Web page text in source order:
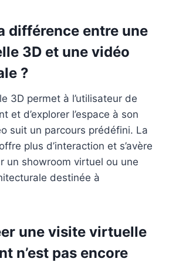
différence entre une
3D et une vidéo
?
3D permet à l’utilisateur de
et d’explorer l’espace à son
suit un parcours prédéfini. La
plus d’interaction et s’avère
un showroom virtuel ou une
destinée à
une visite virtuelle
n’est pas encore